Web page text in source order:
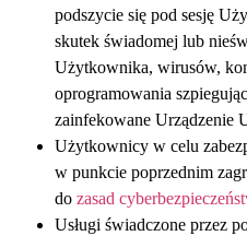
podszycie się pod sesję
skutek świadomej lub
Użytkownika, wirusów,
oprogramowania
zainfekowane Urządzenie
Użytkownicy w celu
w punkcie poprzednim
do zasad
Usługi świadczone przez